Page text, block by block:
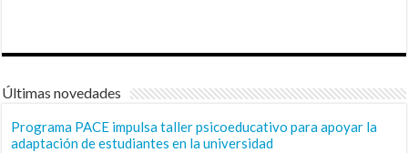
Últimas novedades
Programa PACE impulsa taller psicoeducativo para apoyar la
adaptación de estudiantes en la universidad